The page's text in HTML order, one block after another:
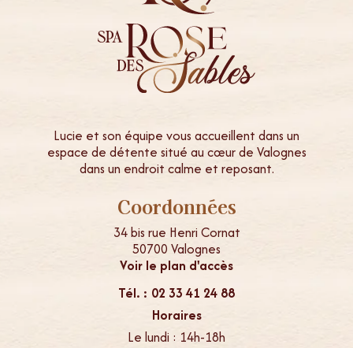
Lucie et son équipe vous accueillent dans un
espace de détente situé au cœur de Valognes
dans un endroit calme et reposant.
Coordonnées
34 bis rue Henri Cornat
50700 Valognes
Voir le plan d'accès
Tél. : 02 33 41 24 88
Horaires
Le lundi : 14h-18h